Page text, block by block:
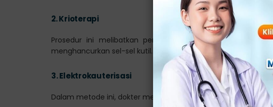
2.Krioterapi
Prosedur ini melibatkan pembekuan kutil menggunakan
menghancurkan sel-sel kutil.
3.Elektrokauterisasi
Dalam metode ini, dokter menggunakan arus listrik untuk